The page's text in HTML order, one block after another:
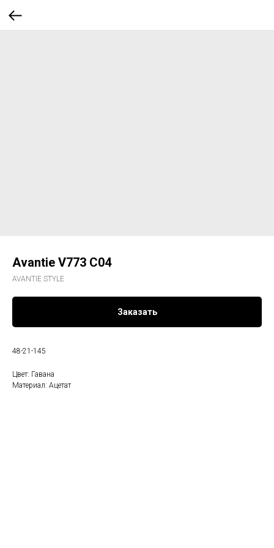
Avantie V773 C04
AVANTIE STYLE
Заказать
48-21-145
Цвет: Гавана
Материал: Ацетат